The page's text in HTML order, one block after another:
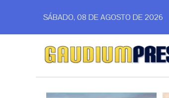
SÁBADO, 08 DE AGOSTO DE 2026